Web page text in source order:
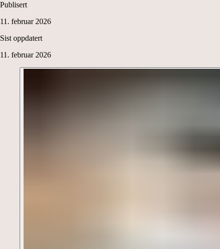
Publisert
11. februar 2026
Sist oppdatert
11. februar 2026